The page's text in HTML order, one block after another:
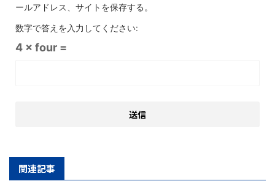
ールアドレス、サイトを保存する。
数字で答えを入力してください:
4 × four =
関連記事